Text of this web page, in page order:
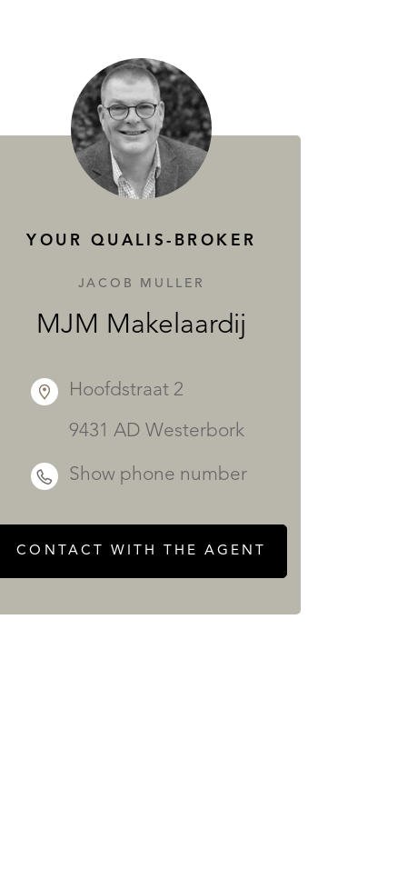
YOUR QUALIS-BROKER
JACOB MULLER
MJM Makelaardij
Hoofdstraat 2
9431 AD Westerbork
Show phone number
CONTACT WITH THE AGENT